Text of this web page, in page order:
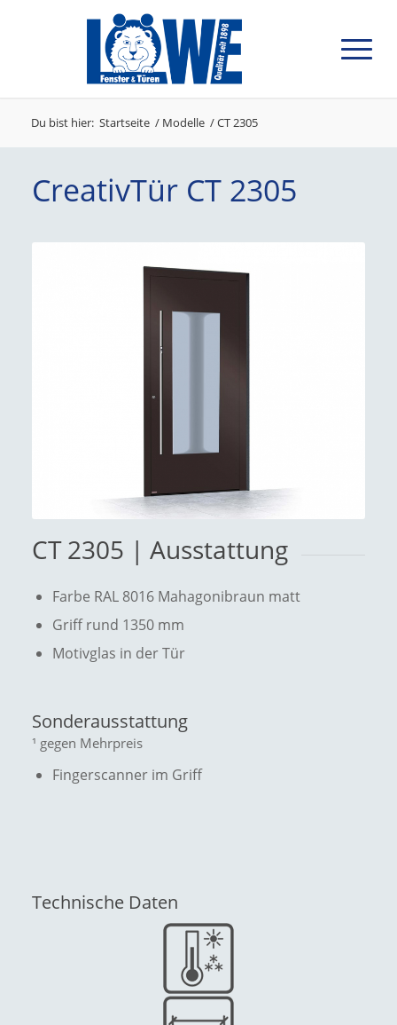
Du bist hier: Startseite / Modelle /CT 2305
CreativTür CT 2305
CT 2305 | Ausstattung
Farbe RAL 8016 Mahagonibraun matt
Griff rund 1350 mm
Motivglas in der Tür
Sonderausstattung
¹ gegen Mehrpreis
Fingerscanner im Griff
Technische Daten